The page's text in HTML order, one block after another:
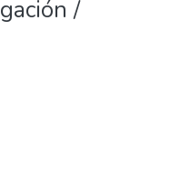
/